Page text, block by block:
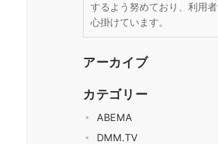
するよう努めており、利用
心掛けています。
アーカイブ
カテゴリー
ABEMA
DMM.TV